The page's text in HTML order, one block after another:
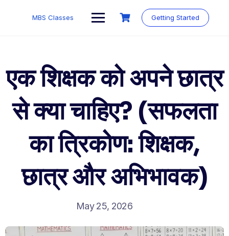
MBS Classes Getting Started
एक शिक्षक को अपने छात्र
से क्या चाहिए? (सफलता
का त्रिकोण: शिक्षक,
छात्र और अभिभावक)
May 25, 2026